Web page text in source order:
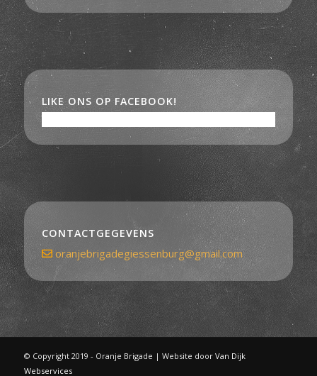
LIKE ONS OP FACEBOOK!
CONTACTGEGEVENS
oranjebrigadegiessenburg@gmail.com
© Copyright 2019 - Oranje Brigade | Website door Van Dijk
Webservices